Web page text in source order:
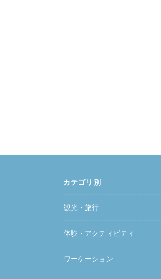
カテゴリ別
観光・旅行
体験・アクティビティ
ワーケーション